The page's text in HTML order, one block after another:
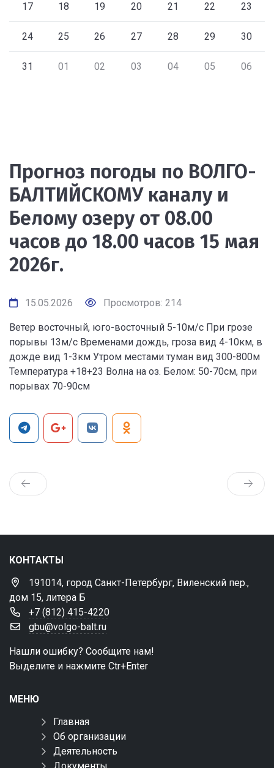
17 18 19 20 21 22 23
24 25 26 27 28 29 30
31 01 02 03 04 05 06
Прогноз погоды по ВОЛГО-
БАЛТИЙСКОМУ каналу и
Белому озеру от 08.00
часов до 18.00 часов 15 мая
2026г.
15.05.2026 Просмотров: 214
Ветер восточный, юго-восточный 5-10м/с При грозе
порывы 13м/с Временами дождь, гроза вид 4-10км, в
дожде вид 1-3км Утром местами туман вид 300-800м
Температура +18+23 Волна на оз. Белом: 50-70см, при
порывах 70-90см
КОНТАКТЫ
191014, город Санкт-Петербург, Виленский пер.,
дом 15, литера Б
+7 (812) 415-4220
gbu@volgo-balt.ru
Нашли ошибку? Сообщите нам!
Выделите и нажмите Ctr+Enter
МЕНЮ
Главная
Об организации
Деятельность